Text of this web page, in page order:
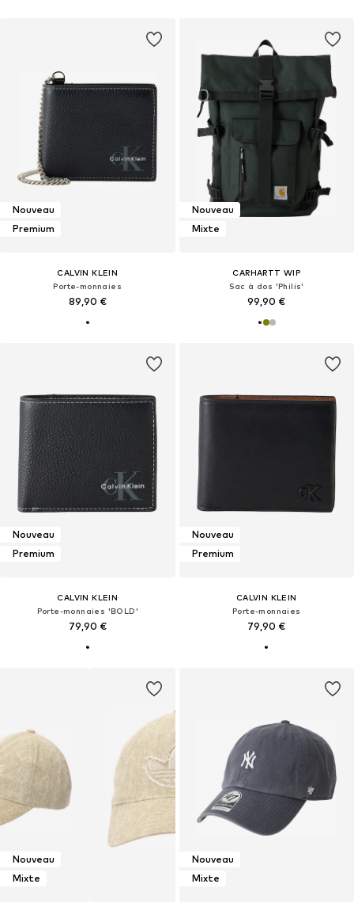
Nouveau
Premium
CALVIN KLEIN
Porte-monnaies
89,90 €
Nouveau
Mixte
CARHARTT WIP
Sac à dos 'Philis'
99,90 €
Nouveau
Premium
CALVIN KLEIN
Porte-monnaies 'BOLD'
79,90 €
Nouveau
Premium
CALVIN KLEIN
Porte-monnaies
79,90 €
Nouveau
Mixte
Nouveau
Mixte